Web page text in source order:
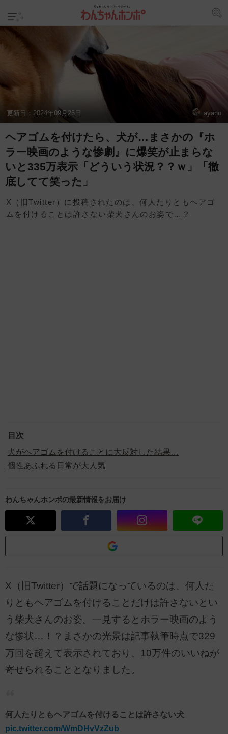
更新日： 2024年09月26日 ayano
ヘアゴムを付けたら、犬が…まさかの『ホ
ラー映画のような惨劇』に爆笑が止まらな
いと335万表示「どういう状況？？ｗ」「徹
底してて笑った」
X（旧Twitter）に投稿されたのは、何人たりともヘアゴ
ムを付けることは許さない柴犬さんのお姿で…？
目次
犬がヘアゴムを付けることに大反対した結果…
個性あふれる日常が大人気
わんちゃんホンポの最新情報をお届け
X（旧Twitter）で話題になっているのは、何人た
りともヘアゴムを付けることだけは許さないとい
う柴犬さんのお姿。一見するとホラー映画のよう
な惨状…！？まさかの光景は記事執筆時点で329
万回を超えて表示されており、10万件のいいねが
寄せられることとなりました。
何人たりともヘアゴムを付けることは許さない犬
pic.twitter.com/WmDHvVzZub